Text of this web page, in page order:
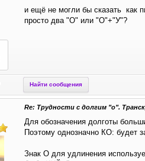
и ещё не могли бы сказать как
просто два "О" или "О"+"У"?
Найти сообщения
Re: Трудности с долгим "о".
Для обозначения долготы
Поэтому однозначно КО: будет
Знак О для удлинения